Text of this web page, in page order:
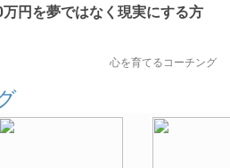
万円を夢ではなく現実にする方
心を育てるコーチング